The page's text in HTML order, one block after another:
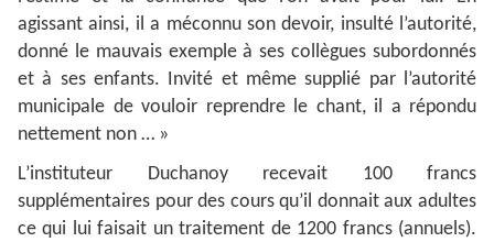
agissant ainsi, il a méconnu son devoir, insulté l’autorité,
donné le mauvais exemple à ses collègues subordonnés
et à ses enfants. Invité et même supplié par l’autorité
municipale de vouloir reprendre le chant, il a répondu
nettement non … »
L’instituteur Duchanoy recevait 100 francs
supplémentaires pour des cours qu’il donnait aux adultes
ce qui lui faisait un traitement de 1200 francs (annuels).